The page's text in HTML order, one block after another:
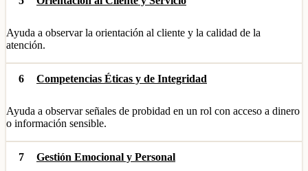
Ayuda a observar la orientación al cliente y la calidad de la
atención.
6 Competencias Éticas y de Integridad
Ayuda a observar señales de probidad en un rol con acceso a dinero
o información sensible.
7 Gestión Emocional y Personal